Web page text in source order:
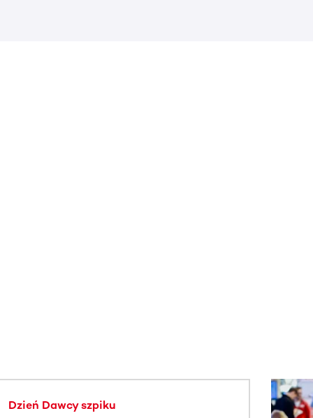
Dzień Dawcy szpiku